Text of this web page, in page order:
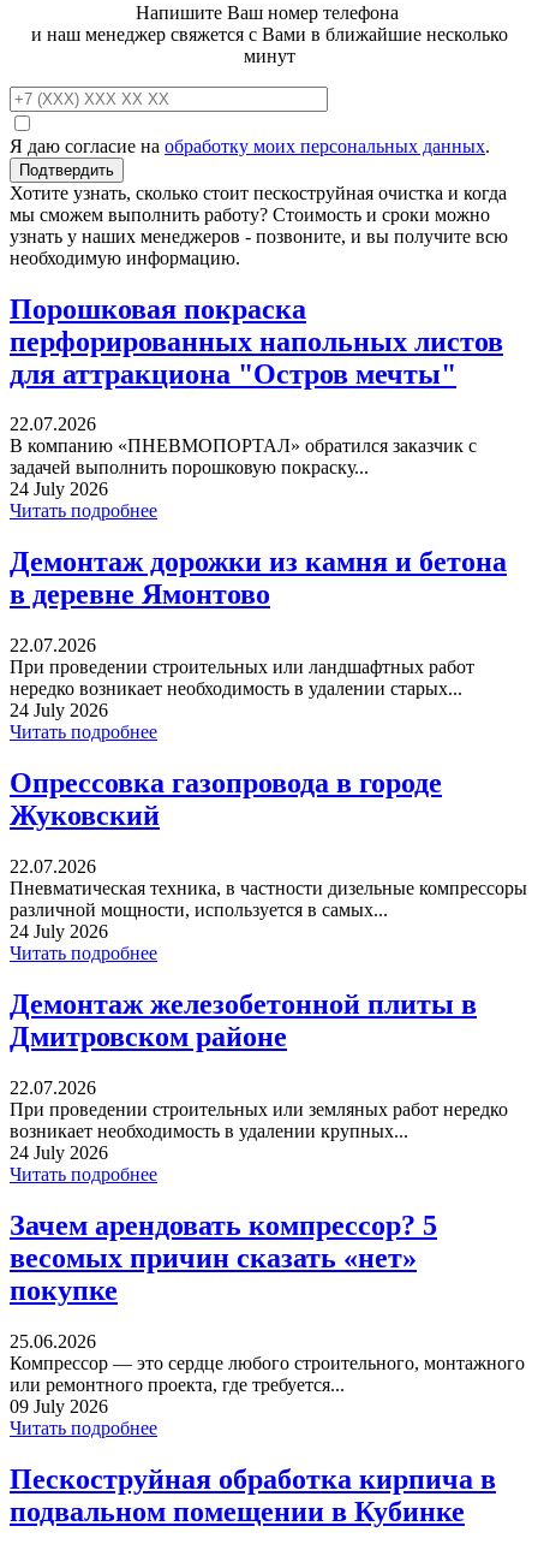
Напишите Ваш номер телефона
и наш менеджер свяжется с Вами в ближайшие несколько
минут
Я даю согласие на обработку моих персональных данных.
Хотите узнать, сколько стоит пескоструйная очистка и когда
мы сможем выполнить работу? Стоимость и сроки можно
узнать у наших менеджеров - позвоните, и вы получите всю
необходимую информацию.
Порошковая покраска
перфорированных напольных листов
для аттракциона "Остров мечты"
22.07.2026
В компанию «ПНЕВМОПОРТАЛ» обратился заказчик с
задачей выполнить порошковую покраску...
24 July 2026
Читать подробнее
Демонтаж дорожки из камня и бетона
в деревне Ямонтово
22.07.2026
При проведении строительных или ландшафтных работ
нередко возникает необходимость в удалении старых...
24 July 2026
Читать подробнее
Опрессовка газопровода в городе
Жуковский
22.07.2026
Пневматическая техника, в частности дизельные компрессоры
различной мощности, используется в самых...
24 July 2026
Читать подробнее
Демонтаж железобетонной плиты в
Дмитровском районе
22.07.2026
При проведении строительных или земляных работ нередко
возникает необходимость в удалении крупных...
24 July 2026
Читать подробнее
Зачем арендовать компрессор? 5
весомых причин сказать «нет»
покупке
25.06.2026
Компрессор — это сердце любого строительного, монтажного
или ремонтного проекта, где требуется...
09 July 2026
Читать подробнее
Пескоструйная обработка кирпича в
подвальном помещении в Кубинке